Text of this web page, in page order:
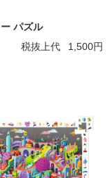
パズル
税抜上代
1,500円